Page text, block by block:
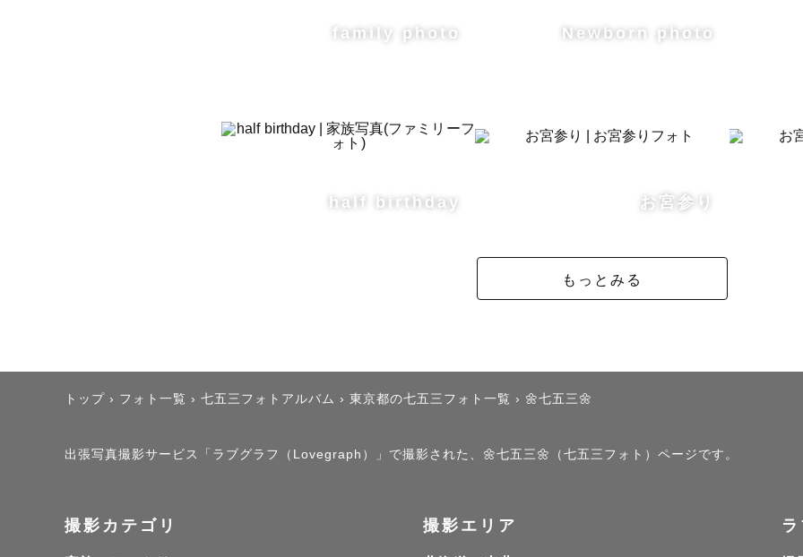
り方 ］
自然な表情や空気感を大事にしながら、
自然な表情もたくさん撮影させていただきます☺️
ありのままのあなたらしい表情を引き出すことを大切にしており
family photo Newborn photo
half birthday お宮参り
もっとみる
トップ › フォト一覧 › 七五三フォトアルバム › 東京都の七五三フォト一覧 › 🌼七五三🌼
出張写真撮影サービス「ラブグラフ（Lovegraph）」で撮影された、🌼七五三🌼（七五三フォト）ページです。
撮影カテゴリ 撮影エリア